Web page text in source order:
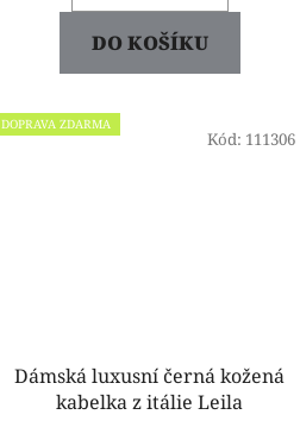
DO KOŠÍKU
DOPRAVA ZDARMA
Dámská luxusní černá kožená
kabelka z itálie Leila
Kód: 111306